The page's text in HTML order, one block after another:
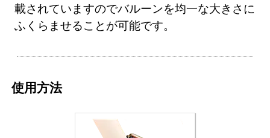
載されていますのでバルーンを均一な大きさに
ふくらませることが可能です。
使用方法